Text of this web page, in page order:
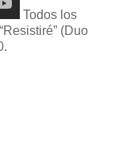
Todos los
(Duo